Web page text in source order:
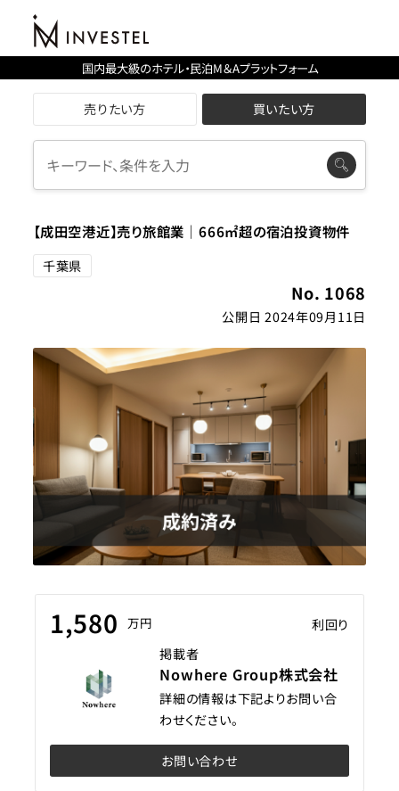
国内最大級のホテル・民泊M＆Aプラットフォーム
売りたい方 買いたい方
【成田空港近】売り旅館業｜666㎡超の宿泊投資物件
千葉県
No. 1068
公開日 2024年09月11日
1,580 万円
利回り
掲載者
Nowhere Group株式会社
詳細の情報は下記よりお問い合
わせください。
お問い合わせ